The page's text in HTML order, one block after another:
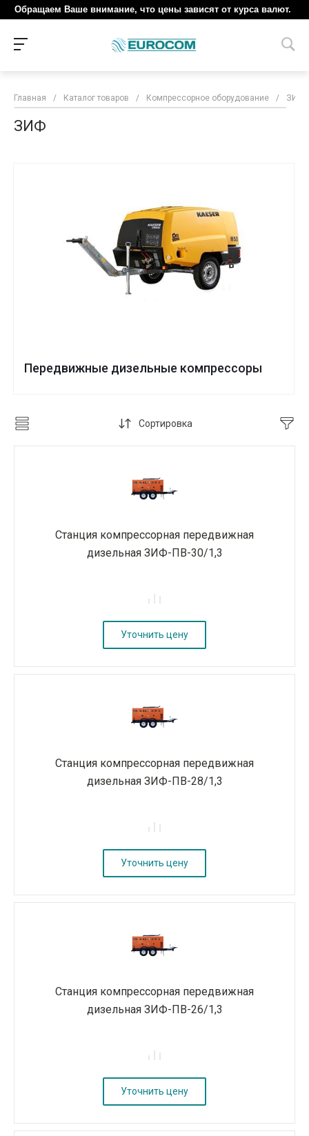
Обращаем Ваше внимание, что цены зависят от курса валют.
Главная / Каталог товаров / Компрессорное оборудование / ЗИФ
ЗИФ
Передвижные дизельные компрессоры
Сортировка
Станция компрессорная передвижная
дизельная ЗИФ-ПВ-30/1,3
Уточнить цену
Станция компрессорная передвижная
дизельная ЗИФ-ПВ-28/1,3
Уточнить цену
Станция компрессорная передвижная
дизельная ЗИФ-ПВ-26/1,3
Уточнить цену